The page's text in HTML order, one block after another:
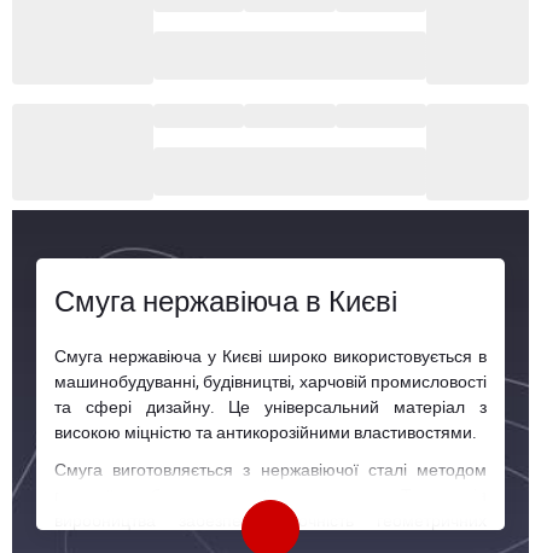
Смуга нержавіюча в Києві
Смуга нержавіюча у Києві широко використовується в
машинобудуванні, будівництві, харчовій промисловості
та сфері дизайну. Це універсальний матеріал з
високою міцністю та антикорозійними властивостями.
Смуга виготовляється з нержавіючої сталі методом
гарячої або холодної прокатки. Технологія
виробництва забезпечує точність геометричних
параметрів і високі експлуатаційні властивості.